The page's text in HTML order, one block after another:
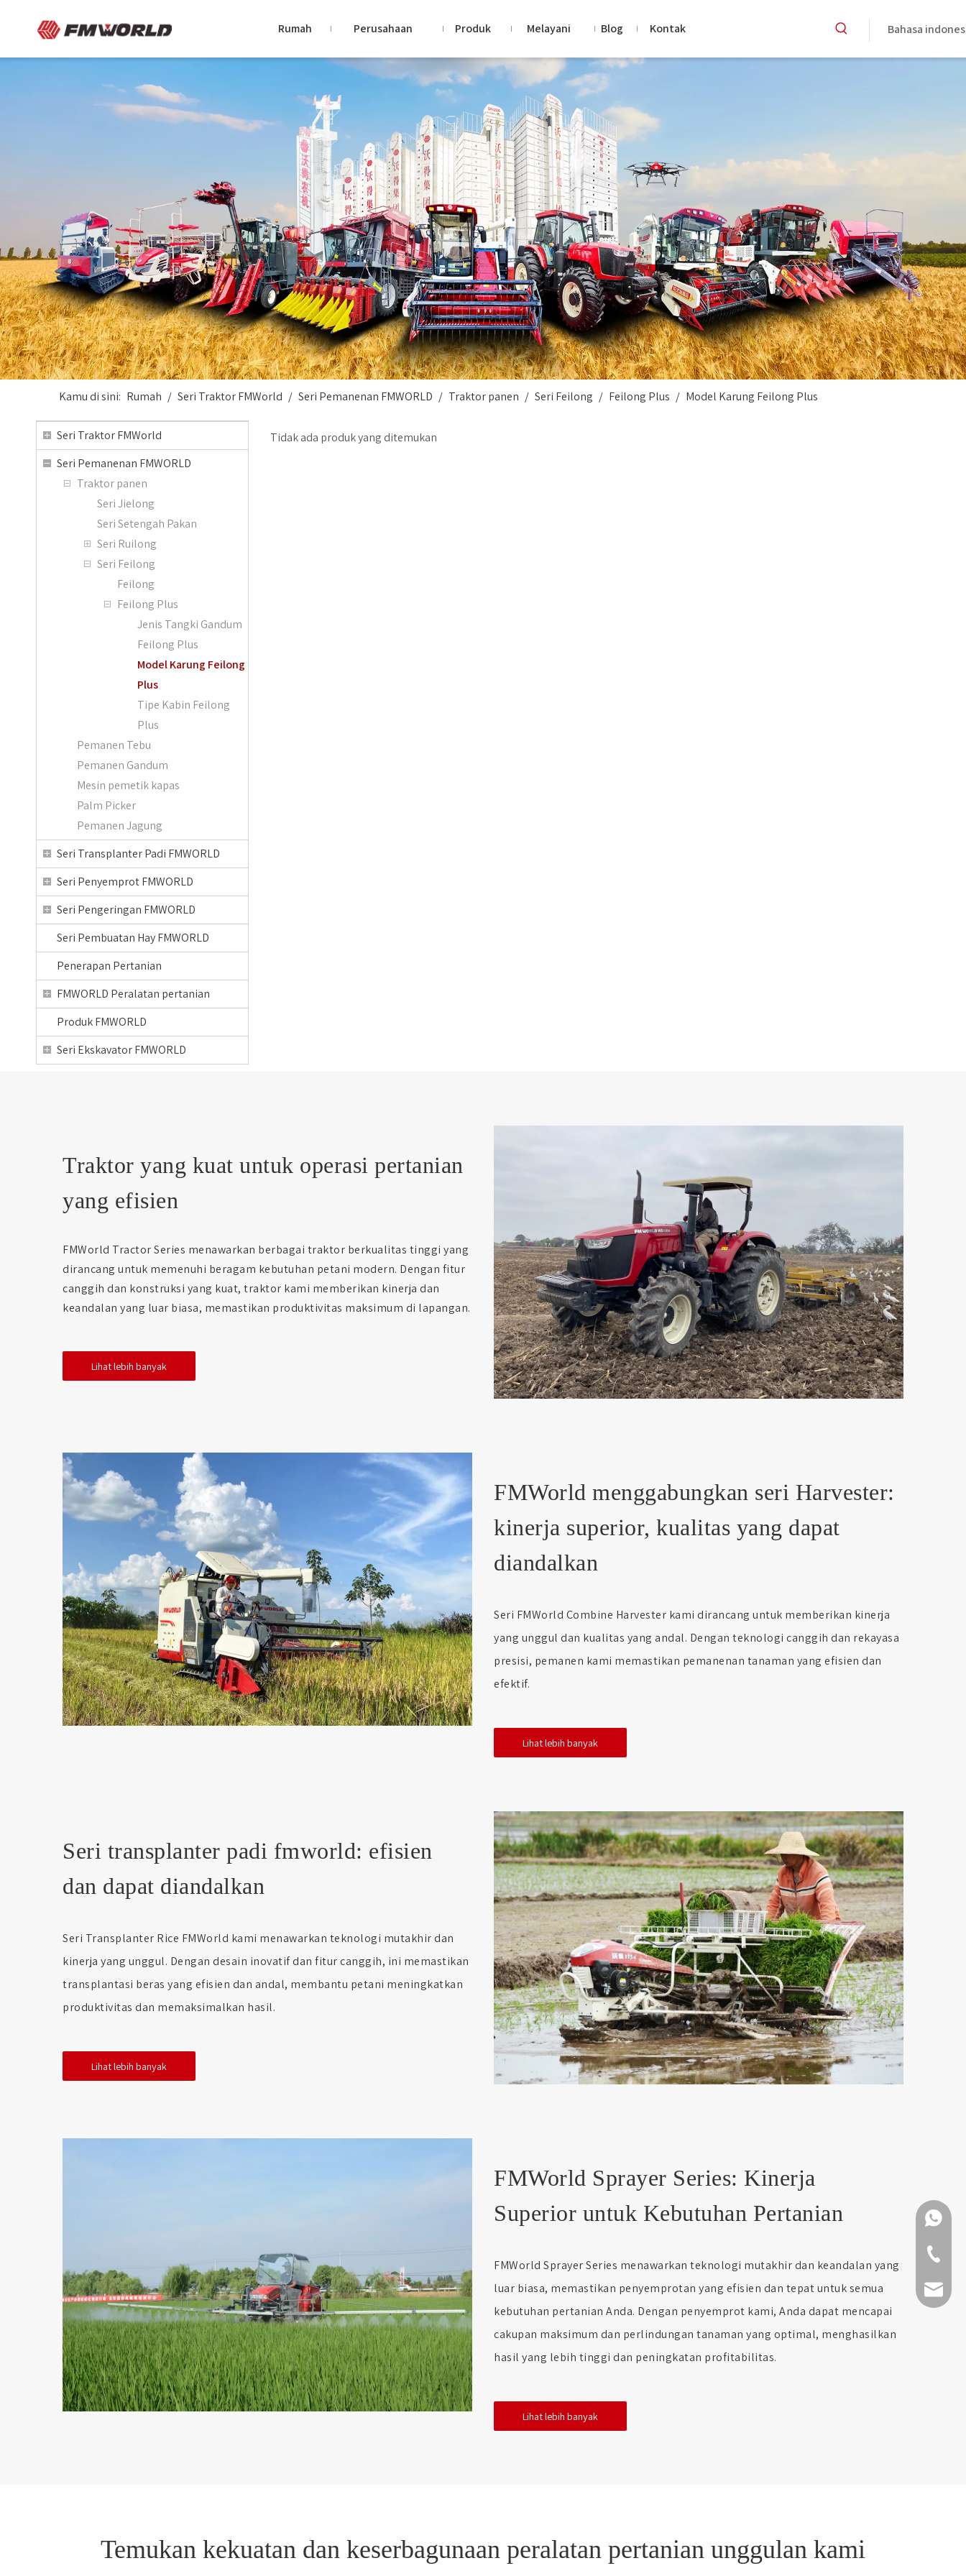
Rumah Perusahaan Produk Melayani Blog Kontak Bahasa
Kamu di sini: Rumah / Seri Traktor FMWorld / Seri Pemanenan FMWORLD / Traktor panen / Seri Feilong / Feilong Plus / Model Karung Feilong Plus
Seri Traktor FMWorld
Seri Pemanenan FMWORLD
Traktor panen
Seri Jielong
Seri Setengah Pakan
Seri Ruilong
Seri Feilong
Feilong
Feilong Plus
Jenis Tangki Gandum
Feilong Plus
Model Karung Feilong
Plus
Tipe Kabin Feilong
Plus
Pemanen Tebu
Pemanen Gandum
Mesin pemetik kapas
Palm Picker
Pemanen Jagung
Seri Transplanter Padi FMWORLD
Seri Penyemprot FMWORLD
Seri Pengeringan FMWORLD
Seri Pembuatan Hay FMWORLD
Penerapan Pertanian
FMWORLD Peralatan pertanian
Produk FMWORLD
Seri Ekskavator FMWORLD
Tidak ada produk yang ditemukan
Traktor yang kuat untuk operasi pertanian
yang efisien
FMWorld Tractor Series menawarkan berbagai traktor berkualitas tinggi yang
dirancang untuk memenuhi beragam kebutuhan petani modern. Dengan fitur
canggih dan konstruksi yang kuat, traktor kami memberikan kinerja dan
keandalan yang luar biasa, memastikan produktivitas maksimum di lapangan.
Lihat lebih banyak
FMWorld menggabungkan seri Harvester:
kinerja superior, kualitas yang dapat
diandalkan
Seri FMWorld Combine Harvester kami dirancang untuk memberikan kinerja
yang unggul dan kualitas yang andal. Dengan teknologi canggih dan rekayasa
presisi, pemanen kami memastikan pemanenan tanaman yang efisien dan
efektif.
Lihat lebih banyak
Seri transplanter padi fmworld: efisien
dan dapat diandalkan
Seri Transplanter Rice FMWorld kami menawarkan teknologi mutakhir dan
kinerja yang unggul. Dengan desain inovatif dan fitur canggih, ini memastikan
transplantasi beras yang efisien dan andal, membantu petani meningkatkan
produktivitas dan memaksimalkan hasil.
Lihat lebih banyak
FMWorld Sprayer Series: Kinerja
Superior untuk Kebutuhan Pertanian
FMWorld Sprayer Series menawarkan teknologi mutakhir dan keandalan yang
luar biasa, memastikan penyemprotan yang efisien dan tepat untuk semua
kebutuhan pertanian Anda. Dengan penyemprot kami, Anda dapat mencapai
cakupan maksimum dan perlindungan tanaman yang optimal, menghasilkan
hasil yang lebih tinggi dan peningkatan profitabilitas.
Lihat lebih banyak
Temukan kekuatan dan keserbagunaan peralatan pertanian unggulan kami
+86
+86-